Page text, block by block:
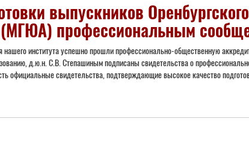
выпускников
профессиональным
института успешно прошли профессионально-общественную
д.ю.н. С.В. Степашиным подписаны свидетельства о
официальные свидетельства, подтверждающие высокое качество